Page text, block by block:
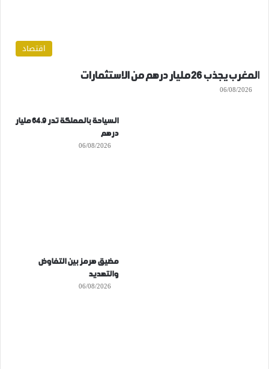
اقتصاد
المغرب يجذب 26 مليار درهم من الاستثمارات
06/08/2026
السياحة بالمملكة تدر 64.9 مليار
درهم
06/08/2026
مضيق هرمز بين التفاوض
والتهديد
06/08/2026